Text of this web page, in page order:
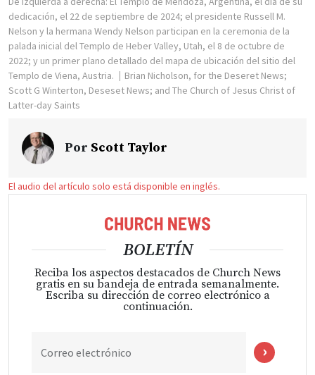
dedicación, el 22 de septiembre de 2024; el presidente Russell M.
Nelson y la hermana Wendy Nelson participan en la ceremonia de la
palada inicial del Templo de Heber Valley, Utah, el 8 de octubre de
2022; y un primer plano detallado del mapa de ubicación del sitio del
Templo de Viena, Austria.
Brian Nicholson, for the Deseret News;
Scott G Winterton, Deseset News; and The Church of Jesus Christ of
Latter-day Saints
Por Scott Taylor
El audio del artículo solo está disponible en inglés.
BOLETÍN
Reciba los aspectos destacados de Church News
gratis en su bandeja de entrada semanalmente.
Escriba su dirección de correo electrónico a
continuación.
Correo electrónico